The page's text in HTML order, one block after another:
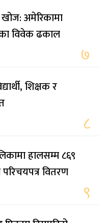
अमेरिकामा
विवेक ढकाल
७
शिक्षक र
८
हालसम्म ८६९
परिचयपत्र वितरण
९